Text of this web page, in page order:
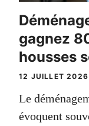
gagnez
housses
12 JUILLET 2026
Le
évoquent